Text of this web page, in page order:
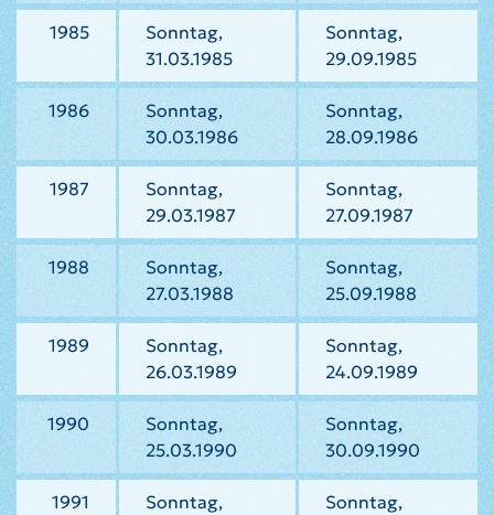
1985
Sonntag,
31.03.1985
Sonntag,
29.09.1985
1986
Sonntag,
30.03.1986
Sonntag,
28.09.1986
1987
Sonntag,
29.03.1987
Sonntag,
27.09.1987
1988
Sonntag,
27.03.1988
Sonntag,
25.09.1988
1989
Sonntag,
26.03.1989
Sonntag,
24.09.1989
1990
Sonntag,
25.03.1990
Sonntag,
30.09.1990
1991
Sonntag,
Sonntag,